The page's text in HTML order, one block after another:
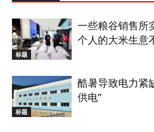
标题
一些粮谷销售所
个人的大米生意
标题
酷暑导致电力紧
供电”